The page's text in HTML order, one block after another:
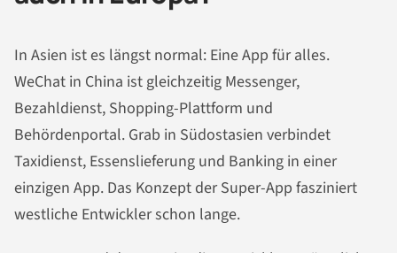
In Asien ist es längst normal: Eine App für alles.
WeChat in China ist gleichzeitig Messenger,
Bezahldienst, Shopping-Plattform und
Behördenportal. Grab in Südostasien verbindet
Taxidienst, Essenslieferung und Banking in einer
einzigen App. Das Konzept der Super-App fasziniert
westliche Entwickler schon lange.